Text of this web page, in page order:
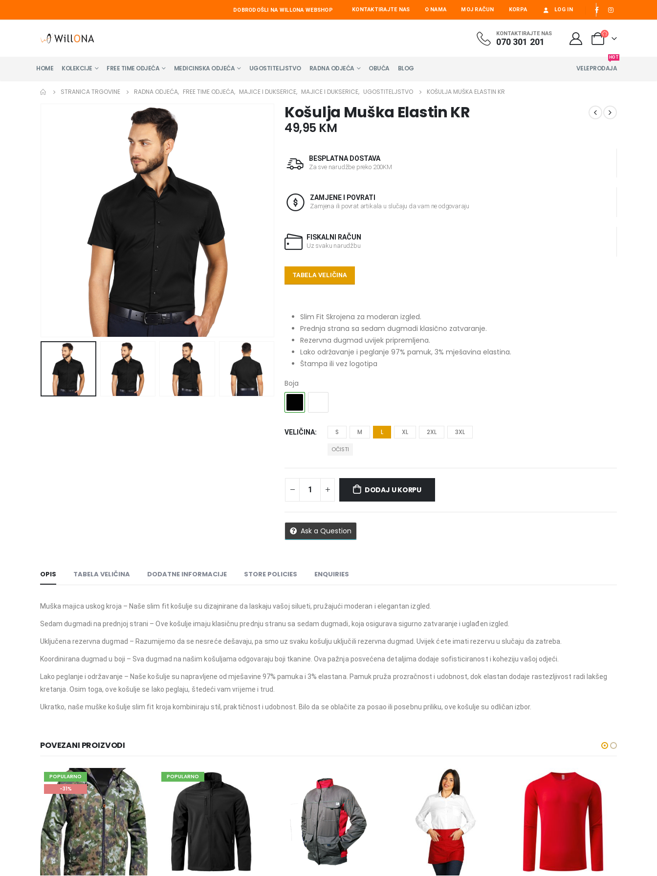
DOBRODOŠLI NA WILLONA WEBSHOP KONTAKTIRAJTE NAS O NAMA MOJ RAČUN KORPA LOG IN
KONTAKTIRAJTE NAS
070 301 201
HOME KOLEKCIJE FREE TIME ODJEĆA MEDICINSKA ODJEĆA UGOSTITELJSTVO RADNA ODJEĆA OBUĆA BLOG VELEPRODAJA
HOT
STRANICA TRGOVINE RADNA ODJEĆA, FREE TIME ODJEĆA, MAJICE I DUKSERICE, MAJICE I DUKSERICE, UGOSTITELJSTVO KOŠULJA MUŠKA ELASTIN KR
Košulja Muška Elastin KR
49,95 KM
BESPLATNA DOSTAVA
Za sve narudžbe preko 200KM
ZAMJENE I POVRATI
Zamjena ili povrat artikala u slučaju da vam ne odgovaraju
FISKALNI RAČUN
Uz svaku narudžbu
TABELA VELIČINA
Slim Fit Skrojena za moderan izgled.
Prednja strana sa sedam dugmadi klasično zatvaranje.
Rezervna dugmad uvijek pripremljena.
Lako održavanje i peglanje 97% pamuk, 3% mješavina elastina.
Štampa ili vez logotipa
Boja
VELIČINA S M L XL 2XL 3XL
OČISTI
DODAJ U KORPU
Ask a Question
OPIS TABELA VELIČINA DODATNE INFORMACIJE STORE POLICIES ENQUIRIES
Muška majica uskog kroja – Naše slim fit košulje su dizajnirane da laskaju vašoj silueti, pružajući moderan i elegantan izgled.
Sedam dugmadi na prednjoj strani – Ove košulje imaju klasičnu prednju stranu sa sedam dugmadi, koja osigurava sigurno zatvaranje i uglađen izgled.
Uključena rezervna dugmad – Razumijemo da se nesreće dešavaju, pa smo uz svaku košulju uključili rezervna dugmad. Uvijek ćete imati rezervu u slučaju da zatreba.
Koordinirana dugmad u boji – Sva dugmad na našim košuljama odgovaraju boji tkanine. Ova pažnja posvećena detaljima dodaje sofisticiranost i koheziju vašoj odjeći.
Lako peglanje i održavanje – Naše košulje su napravljene od mješavine 97% pamuka i 3% elastana. Pamuk pruža prozračnost i udobnost, dok elastan dodaje rastezljivost radi lakšeg
kretanja. Osim toga, ove košulje se lako peglaju, štedeći vam vrijeme i trud.
Ukratko, naše muške košulje slim fit kroja kombiniraju stil, praktičnost i udobnost. Bilo da se oblačite za posao ili posebnu priliku, ove košulje su odličan izbor.
POVEZANI PROIZVODI
POPULARNO
-31%
POPULARNO